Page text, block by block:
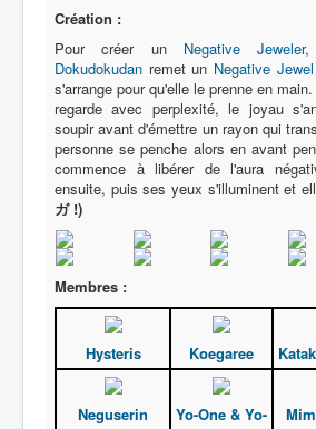
Création :
Pour créer un Negative Jeweler,
Dokudokudan remet un Negative Jewel
s'arrange pour qu'elle le prenne en
regarde avec perplexité, le joyau
soupir avant d'émettre un rayon qui
personne se penche alors en avant
commence à libérer de l'aura
ensuite, puis ses yeux s'illuminent et
ガ !)
Membres :
Hysteris Koegaree
Neguserin
Yo-One & Yo-